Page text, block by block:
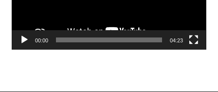
00:00 04:23